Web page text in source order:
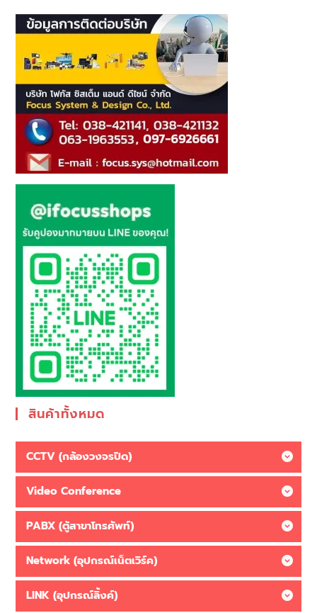
สินค้าทั้งหมด
CCTV (กล้องวงจรปิด)
Video Conference
PABX (ตู้สาขาโทรศัพท์)
Network (อุปกรณ์เน็ตเวิร์ค)
LINK (อุปกรณ์ลิ้งค์)